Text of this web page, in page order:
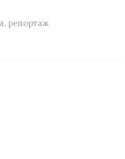
, репортаж